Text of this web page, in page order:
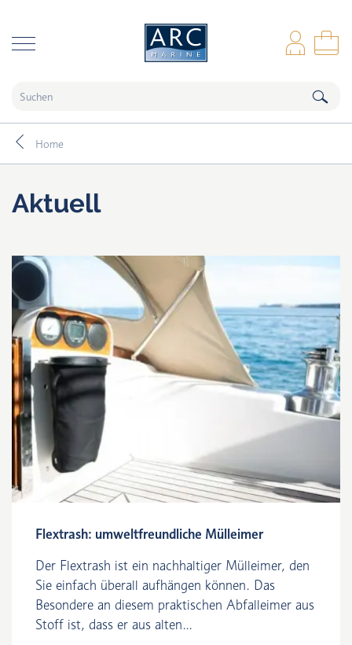
Home
Aktuell
Flextrash: umweltfreundliche Mülleimer
Der Flextrash ist ein nachhaltiger Mülleimer, den
Sie einfach überall aufhängen können. Das
Besondere an diesem praktischen Abfalleimer aus
Stoff ist, dass er aus alten...